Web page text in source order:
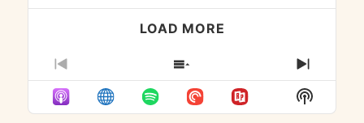
LOAD MORE
PREVIOUS
EPISODE
SHOW
EPISODES
LIST
NEXT
Show
Podcast